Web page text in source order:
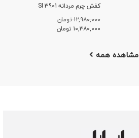
کفش چرم مردانه SI 3901
۱۲,۹۸۰,۰۰۰ تومان
۱۰,۳۸۰,۰۰۰ تومان
مشاهده همه